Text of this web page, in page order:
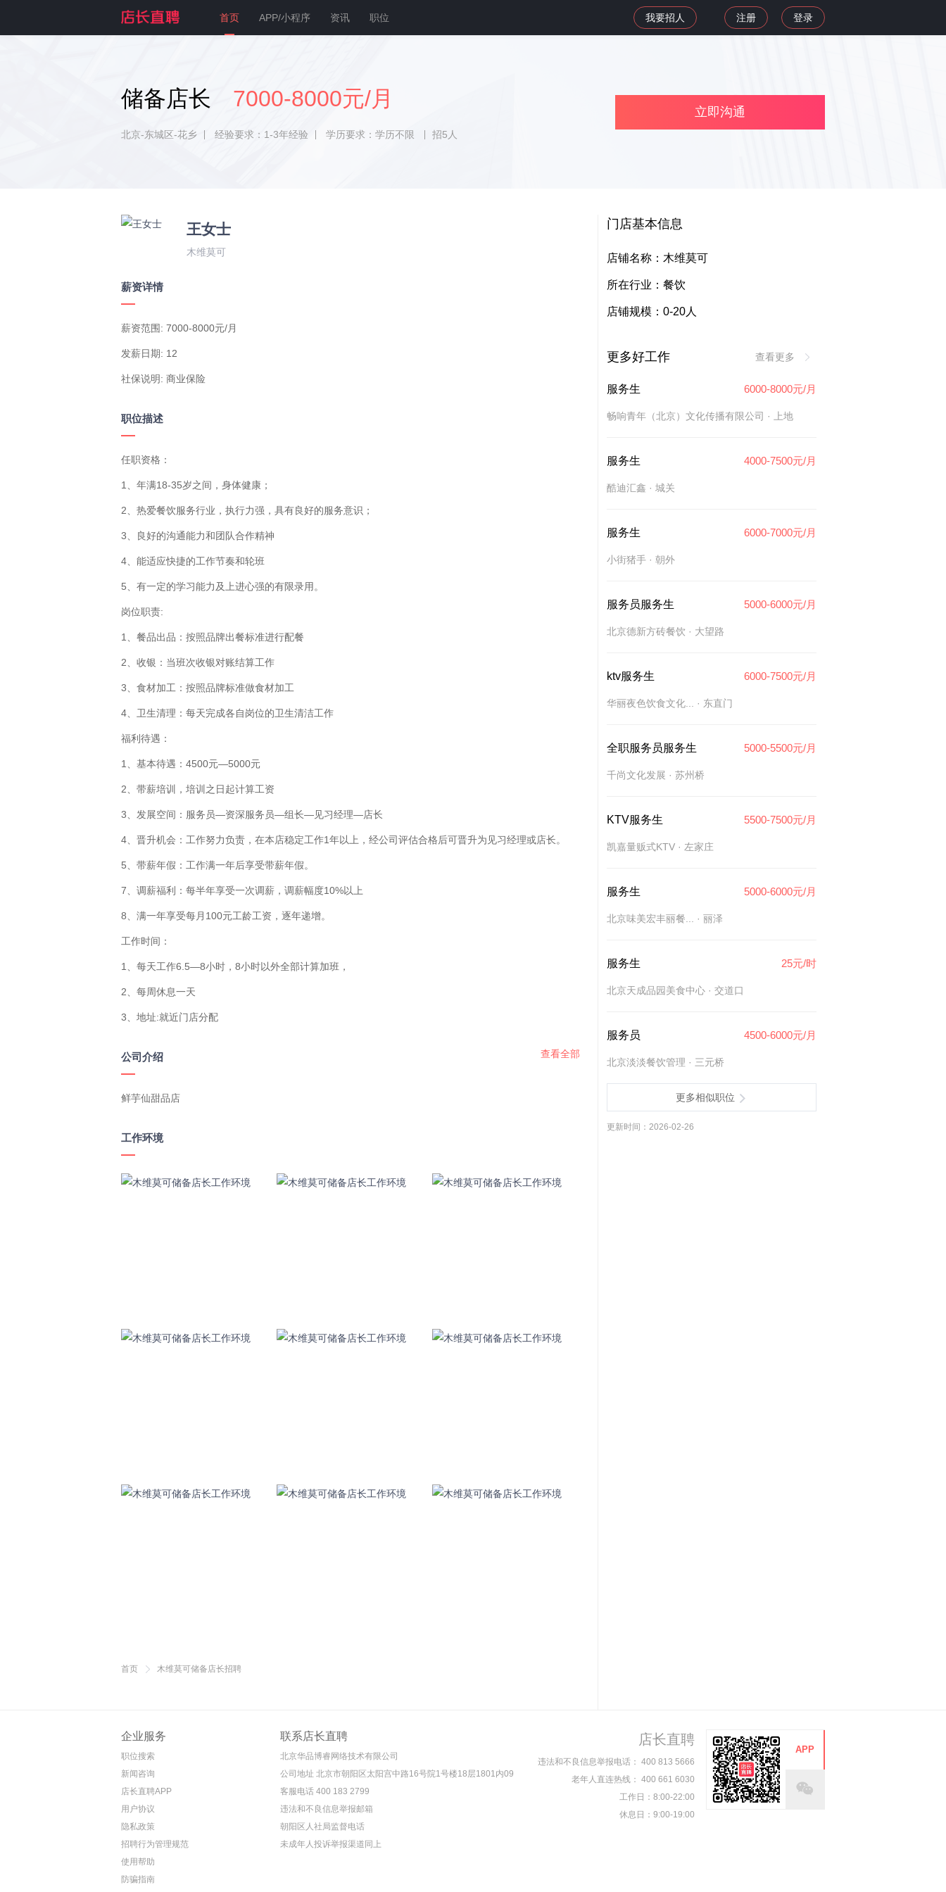
首页 APP/小程序 资讯 职位 我要招人 注册 登录
储备店长 7000-8000元/月
北京-东城区-花乡 经验要求：1-3年经验 学历要求：学历不限 招5人
立即沟通
王女士
木维莫可
薪资详情
薪资范围: 7000-8000元/月
发薪日期: 12
社保说明: 商业保险
职位描述
任职资格：
1、年满18-35岁之间，身体健康；
2、热爱餐饮服务行业，执行力强，具有良好的服务意识；
3、良好的沟通能力和团队合作精神
4、能适应快捷的工作节奏和轮班
5、有一定的学习能力及上进心强的有限录用。
岗位职责:
1、餐品出品：按照品牌出餐标准进行配餐
2、收银：当班次收银对账结算工作
3、食材加工：按照品牌标准做食材加工
4、卫生清理：每天完成各自岗位的卫生清洁工作
福利待遇：
1、基本待遇：4500元—5000元
2、带薪培训，培训之日起计算工资
3、发展空间：服务员—资深服务员—组长—见习经理—店长
4、晋升机会：工作努力负责，在本店稳定工作1年以上，经公司评估合格后可晋升为见习经理或店长。
5、带薪年假：工作满一年后享受带薪年假。
7、调薪福利：每半年享受一次调薪，调薪幅度10%以上
8、满一年享受每月100元工龄工资，逐年递增。
工作时间：
1、每天工作6.5—8小时，8小时以外全部计算加班，
2、每周休息一天
3、地址:就近门店分配
公司介绍
鲜芋仙甜品店
查看全部
工作环境
首页 木维莫可储备店长招聘
门店基本信息
店铺名称：木维莫可
所在行业：餐饮
店铺规模：0-20人
更多好工作 查看更多
服务生 6000-8000元/月
畅响青年（北京）文化传播有限公司 · 上地
服务生 4000-7500元/月
酷迪汇鑫 · 城关
服务生 6000-7000元/月
小街猪手 · 朝外
服务员服务生 5000-6000元/月
北京德新方砖餐饮 · 大望路
ktv服务生 6000-7500元/月
华丽夜色饮食文化... · 东直门
全职服务员服务生 5000-5500元/月
千尚文化发展 · 苏州桥
KTV服务生 5500-7500元/月
凯嘉量贩式KTV · 左家庄
服务生 5000-6000元/月
北京味美宏丰丽餐... · 丽泽
服务生 25元/时
北京天成品园美食中心 · 交道口
服务员 4500-6000元/月
北京淡淡餐饮管理 · 三元桥
更多相似职位
更新时间：2026-02-26
店长直聘
违法和不良信息举报电话： 400 813 5666
老年人直连热线： 400 661 6030
工作日：8:00-22:00
休息日：9:00-19:00
APP
企业服务
职位搜索
新闻咨询
店长直聘APP
用户协议
隐私政策
招聘行为管理规范
使用帮助
防骗指南
联系店长直聘
北京华品博睿网络技术有限公司
公司地址 北京市朝阳区太阳宫中路16号院1号楼18层1801内09
客服电话 400 183 2799
违法和不良信息举报邮箱
朝阳区人社局监督电话
未成年人投诉举报渠道同上